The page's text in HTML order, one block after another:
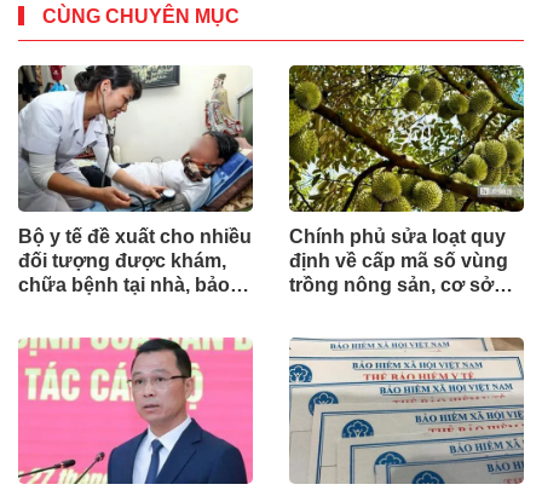
CÙNG CHUYÊN MỤC
Bộ y tế đề xuất cho nhiều
đối tượng được khám,
chữa bệnh tại nhà, bảo
Chính phủ sửa loạt quy
định về cấp mã số vùng
trồng nông sản, cơ sở